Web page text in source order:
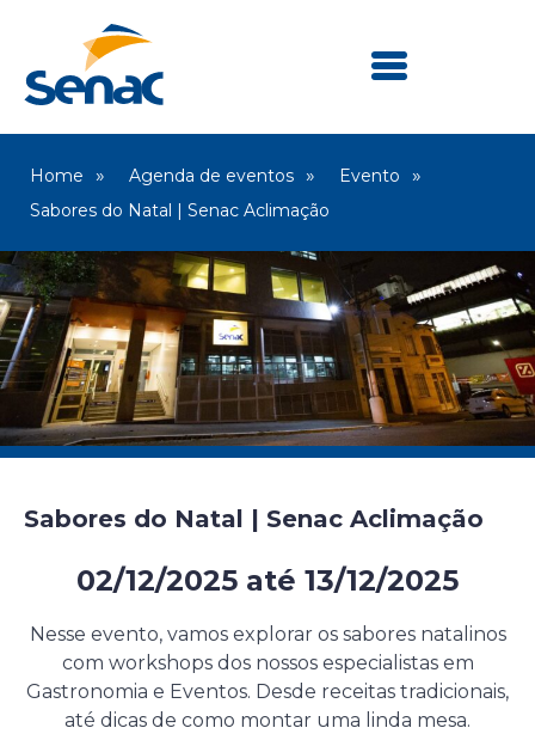
Home Agenda de eventos
Evento
Sabores do Natal | Senac Aclimação
Sabores do Natal | Senac Aclimação
02/12/2025 até 13/12/2025
Nesse evento, vamos explorar os sabores natalinos
com workshops dos nossos especialistas em
Gastronomia e Eventos. Desde receitas tradicionais,
até dicas de como montar uma linda mesa.